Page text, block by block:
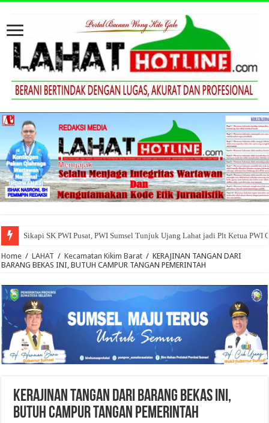
Sikapi SK PWI Pusat, PWI Sumsel Tunjuk Ujang Lahat jadi Plt Ketua PWI
Home / LAHAT / Kecamatan Kikim Barat / KERAJINAN TANGAN DARI
BARANG BEKAS INI, BUTUH CAMPUR TANGAN PEMERINTAH
KERAJINAN TANGAN DARI BARANG BEKAS INI,
BUTUH CAMPUR TANGAN PEMERINTAH